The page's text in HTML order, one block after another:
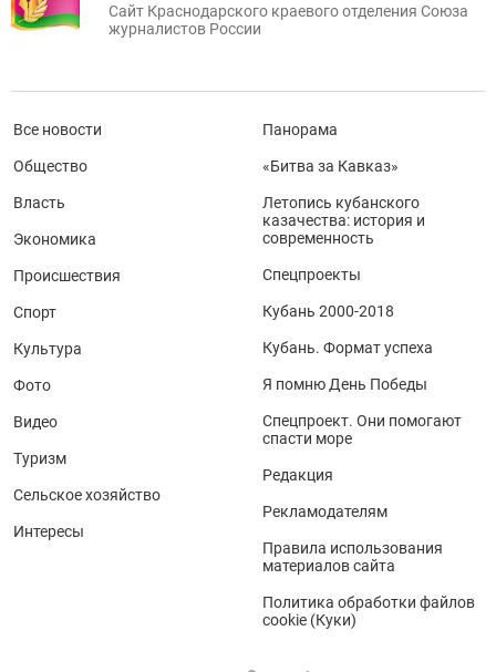
Сайт Краснодарского краевого отделения Союза
журналистов России
Все новости
Общество
Власть
Экономика
Происшествия
Спорт
Культура
Фото
Видео
Туризм
Сельское хозяйство
Интересы
Панорама
«Битва за Кавказ»
Летопись кубанского
казачества: история и
современность
Спецпроекты
Кубань 2000-2018
Кубань. Формат успеха
Я помню День Победы
Спецпроект. Они помогают
спасти море
Редакция
Рекламодателям
Правила использования
материалов сайта
Политика обработки файлов
cookie (Куки)